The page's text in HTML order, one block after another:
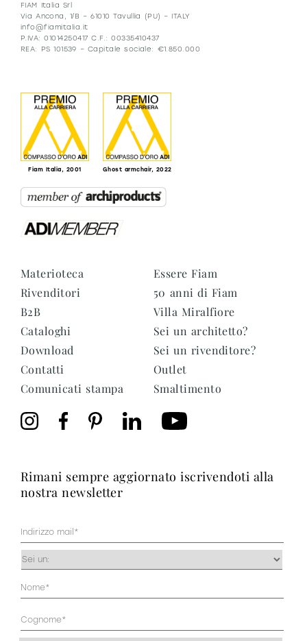
FIAM Italia Srl
Via Ancona, 1/B – 61010 Tavullia (PU) – ITALY
info@fiamitalia.it
P.IVA: 01014250417 C.F.: 00335410437
REA: PS 101539 – Capitale sociale: €1.850.000
Fiam Italia, 2001 Ghost armchair, 2022
Materioteca
Rivenditori
B2B
Cataloghi
Download
Contatti
Comunicati stampa
Essere Fiam
50 anni di Fiam
Villa Miralfiore
Sei un architetto?
Sei un rivenditore?
Outlet
Smaltimento
rimani sempre aggiornato iscrivendoti alla
nostra newsletter
Mail
(Obbligatorio)
Occupazione
Anagrafica